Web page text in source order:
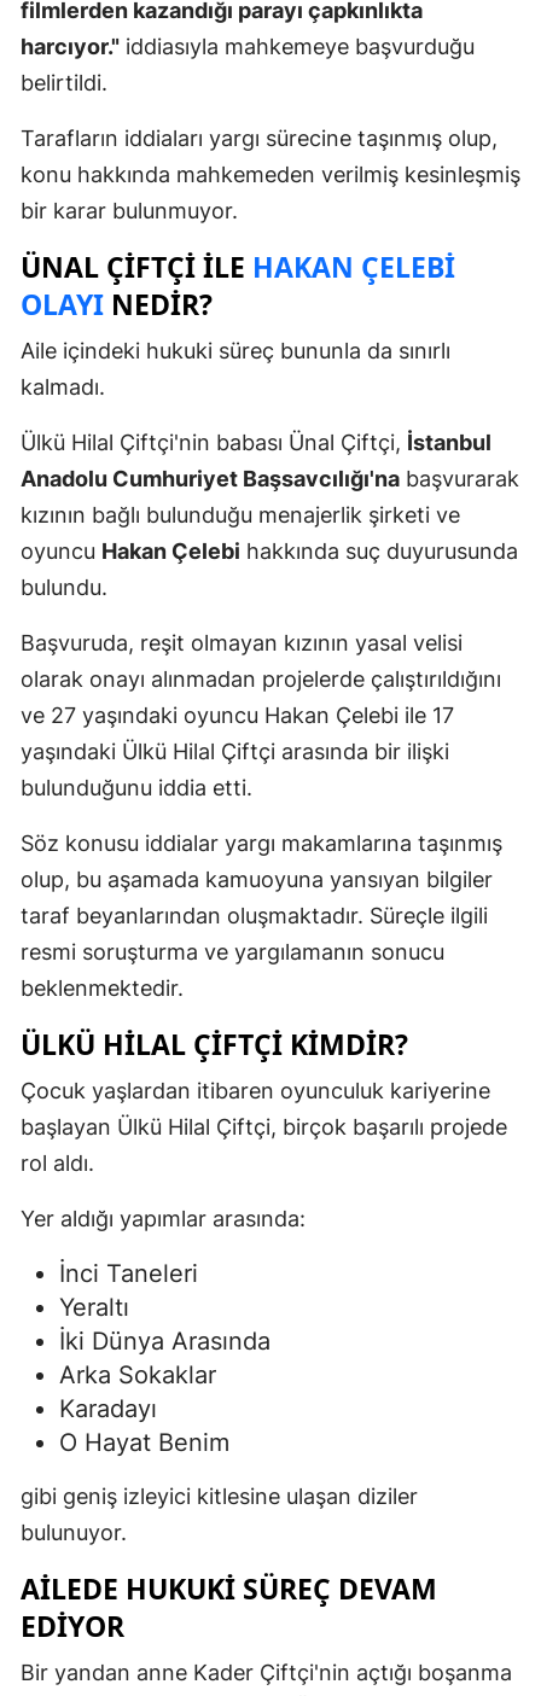
filmlerden kazandığı parayı çapkınlıkta
harcıyor." iddiasıyla mahkemeye başvurduğu
belirtildi.
Tarafların iddiaları yargı sürecine taşınmış olup,
konu hakkında mahkemeden verilmiş kesinleşmiş
bir karar bulunmuyor.
ÜNAL ÇIFTÇI ILE HAKAN ÇELEBI
OLAYI NEDIR?
Aile içindeki hukuki süreç bununla da sınırlı
kalmadı.
Ülkü Hilal Çiftçi'nin babası Ünal Çiftçi, İstanbul
Anadolu Cumhuriyet Başsavcılığı'na başvurarak
kızının bağlı bulunduğu menajerlik şirketi ve
oyuncu Hakan Çelebi hakkında suç duyurusunda
bulundu.
Başvuruda, reşit olmayan kızının yasal velisi
olarak onayı alınmadan projelerde çalıştırıldığını
ve 27 yaşındaki oyuncu Hakan Çelebi ile 17
yaşındaki Ülkü Hilal Çiftçi arasında bir ilişki
bulunduğunu iddia etti.
Söz konusu iddialar yargı makamlarına taşınmış
olup, bu aşamada kamuoyuna yansıyan bilgiler
taraf beyanlarından oluşmaktadır. Süreçle ilgili
resmi soruşturma ve yargılamanın sonucu
beklenmektedir.
ÜLKÜ HILAL ÇIFTÇI KIMDIR?
Çocuk yaşlardan itibaren oyunculuk kariyerine
başlayan Ülkü Hilal Çiftçi, birçok başarılı projede
rol aldı.
Yer aldığı yapımlar arasında:
İnci Taneleri
Yeraltı
İki Dünya Arasında
Arka Sokaklar
Karadayı
O Hayat Benim
gibi geniş izleyici kitlesine ulaşan diziler
bulunuyor.
AILEDE HUKUKI SÜREÇ DEVAM
EDIYOR
Bir yandan anne Kader Çiftçi'nin açtığı boşanma